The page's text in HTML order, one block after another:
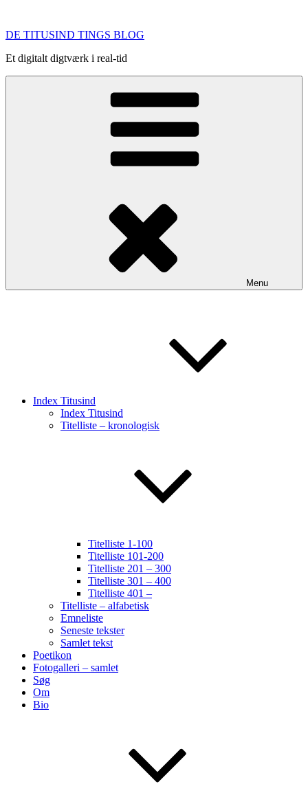
indhold
DE TITUSIND TINGS BLOG
Et digitalt digtværk i real-tid
Menu
Index Titusind
Index Titusind
Titelliste – kronologisk
Titelliste 1-100
Titelliste 101-200
Titelliste 201 – 300
Titelliste 301 – 400
Titelliste 401 –
Titelliste – alfabetisk
Emneliste
Seneste tekster
Samlet tekst
Poetikon
Fotogalleri – samlet
Søg
Om
Bio